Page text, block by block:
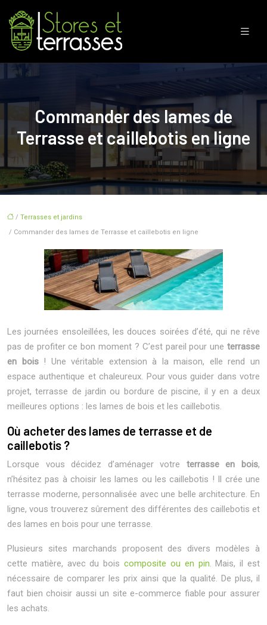
Commander des lames de
Terrasse et caillebotis en ligne
/ Terrasses et jardins
/ Commander des lames de Terrasse et caillebotis en ligne
Les journées ensoleillées, les douces soirées d’été, qui ne rêve
pas de profiter ce bon moment ? C’est pareil pour une terrasse
en bois! Une véritable extension à la maison, elle rend un
espace authentique et chaleureux. Pour vous guider dans votre
projet, terrasse de jardin ou bordure de piscine, il y en a deux
meilleures options : les lames de bois et les caillebotis.
Où acheter des lames de terrasse et de
caillebotis ?
Lorsque vous décidez d’aménager votre terrasse en bois,
n’hésitez pas à choisir les lames ou les caillebotis ! Il crée une
terrasse moderne, personnalisée avec une belle architecture. En
ligne, vous trouverez sûrement des différentes des caillebotis et
des lames en bois pour une terrasse.
Plusieurs sites marchands proposent des divers modèles à
cette matière, avec du boiscomposite ou en pin. Mais, il est
nécessaire de comparer les prix ainsi que la qualité. De plus, il
faut bien choisir aussi un site e-commerce fiable pour assurer
les achats.